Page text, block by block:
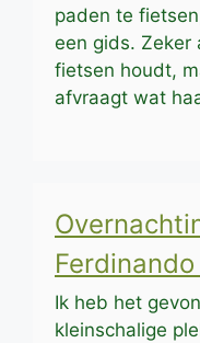
paden te
een gids. Zeker
fietsen houdt,
afvraagt wat
Ik heb het
kleinschalige